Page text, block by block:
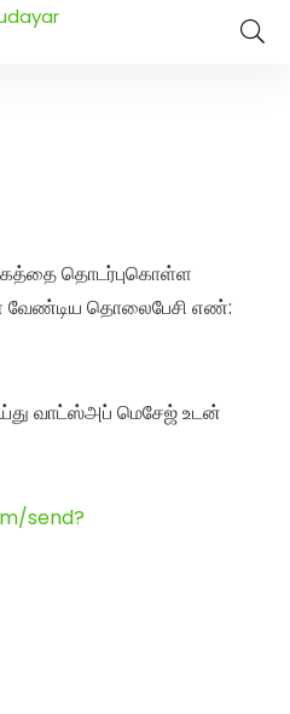
தொடர்புகொள்ள
வேண்டிய தொலைபேசி எண்:
வாட்ஸ்அப் மெசேஜ் உடன்
send?
அகமுடையார்மேட்ரி-
திருமண சேவை! வாட்ஸப்
Matrimony App